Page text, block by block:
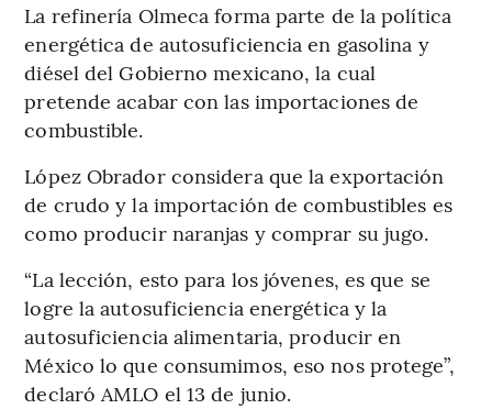
La refinería Olmeca forma parte de la política
energética de autosuficiencia en gasolina y
diésel del Gobierno mexicano, la cual
pretende acabar con las importaciones de
combustible.
López Obrador considera que la exportación
de crudo y la importación de combustibles es
como producir naranjas y comprar su jugo.
“La lección, esto para los jóvenes, es que se
logre la autosuficiencia energética y la
autosuficiencia alimentaria, producir en
México lo que consumimos, eso nos protege”,
declaró AMLO el 13 de junio.